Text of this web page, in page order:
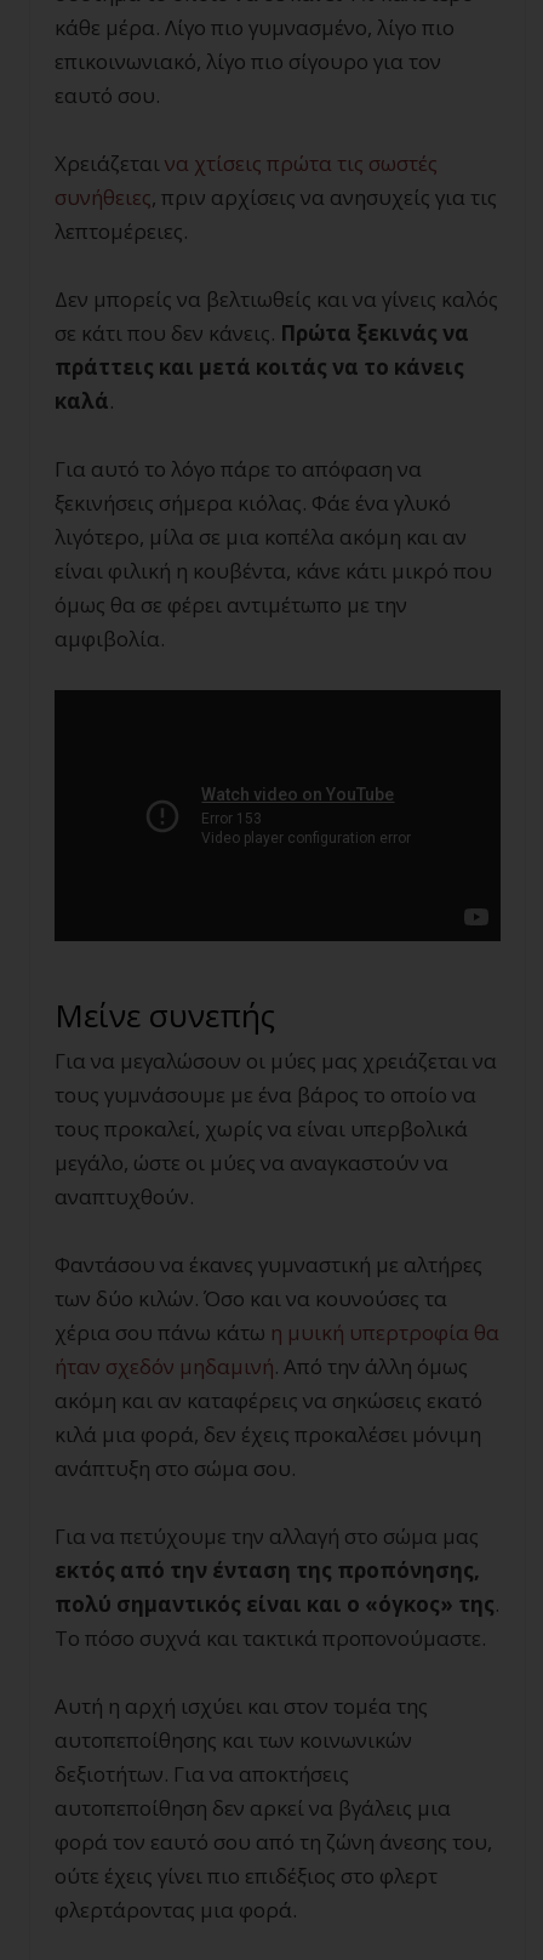
κάθε μέρα. Λίγο πιο γυμνασμένο, λίγο πιο
επικοινωνιακό, λίγο πιο σίγουρο για τον
εαυτό σου.
Χρειάζεταινα χτίσεις πρώτα τις σωστές
συνήθειες, πριν αρχίσεις να ανησυχείς για τις
λεπτομέρειες.
Δεν μπορείς να βελτιωθείς και να γίνεις καλός
σε κάτι που δεν κάνεις. Πρώτα ξεκινάς να
πράττεις και μετά κοιτάς να το κάνεις
καλά.
Για αυτό το λόγο πάρε το απόφαση να
ξεκινήσεις σήμερα κιόλας. Φάε ένα γλυκό
λιγότερο, μίλα σε μια κοπέλα ακόμη και αν
είναι φιλική η κουβέντα, κάνε κάτι μικρό που
όμως θα σε φέρει αντιμέτωπο με την
αμφιβολία.
Μείνε συνεπής
Για να μεγαλώσουν οι μύες μας χρειάζεται να
τους γυμνάσουμε με ένα βάρος το οποίο να
τους προκαλεί, χωρίς να είναι υπερβολικά
μεγάλο, ώστε οι μύες να αναγκαστούν να
αναπτυχθούν.
Φαντάσου να έκανες γυμναστική με αλτήρες
των δύο κιλών. Όσο και να κουνούσες τα
χέρια σου πάνω κάτω η μυική υπερτροφία θα
ήταν σχεδόν μηδαμινή. Από την άλλη όμως
ακόμη και αν καταφέρεις να σηκώσεις εκατό
κιλά μια φορά, δεν έχεις προκαλέσει μόνιμη
ανάπτυξη στο σώμα σου.
Για να πετύχουμε την αλλαγή στο σώμα μας
εκτός από την ένταση της προπόνησης,
πολύ σημαντικός είναι και ο «όγκος» της.
Το πόσο συχνά και τακτικά προπονούμαστε.
Αυτή η αρχή ισχύει και στον τομέα της
αυτοπεποίθησης και των κοινωνικών
δεξιοτήτων. Για να αποκτήσεις
αυτοπεποίθηση δεν αρκεί να βγάλεις μια
φορά τον εαυτό σου από τη ζώνη άνεσης του,
ούτε έχεις γίνει πιο επιδέξιος στο φλερτ
φλερτάροντας μια φορά.